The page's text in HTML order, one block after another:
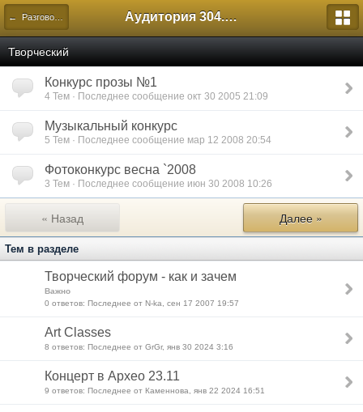
← Разговоры по интересам Аудитория 304. История России
Творческий
Конкурс прозы №1
4 Тем · Последнее сообщение окт 30 2005 21:09
Музыкальный конкурс
5 Тем · Последнее сообщение мар 12 2008 20:54
Фотоконкурс весна `2008
3 Тем · Последнее сообщение июн 30 2008 10:26
« Назад Далее »
Тем в разделе
Творческий форум - как и зачем
Важно
0 ответов: Последнее от N-ka, сен 17 2007 19:57
Art Classes
8 ответов: Последнее от GrGr, янв 30 2024 3:16
Концерт в Архео 23.11
9 ответов: Последнее от Каменнова, янв 22 2024 16:51